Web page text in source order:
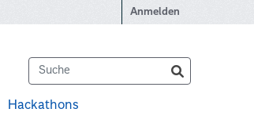
Anmelden
Hackathons